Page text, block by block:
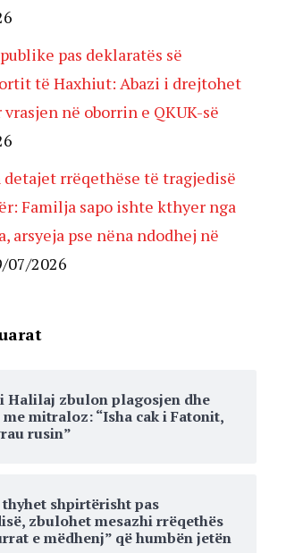
pas deklaratës së
të Haxhiut: Abazi i drejtohet
në oborrin e QKUK-së
detajet rrëqethëse të tragjedisë
Familja sapo ishte kthyer nga
arsyeja pse nëna ndodhej në
07/2026
Halilaj zbulon plagosjen dhe
mitraloz: “Isha cak i Fatonit,
rusin”
thyhet shpirtërisht pas
zbulohet mesazhi rrëqethës
e mëdhenj” që humbën jetën